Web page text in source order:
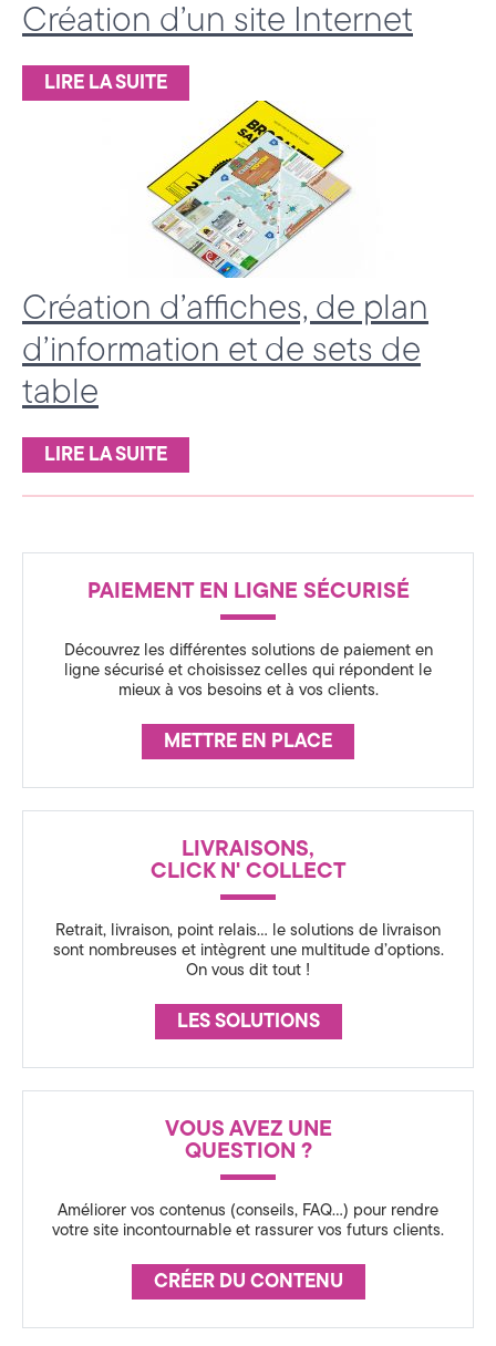
0
S
t
r
a
t
é
g
&
g
i
t
a
l
à
A
n
n
c
y
,
e
n
H
a
u
Création d’un site Internet
LIRE LA SUITE
Création d’affiches, de plan
d’information et de sets de
table
LIRE LA SUITE
s
c
PAIEMENT EN LIGNE SÉCURISÉ
Découvrez les différentes solutions de paiement en
ligne sécurisé et choisissez celles qui répondent le
mieux à vos besoins et à vos clients.
METTRE EN PLACE
LIVRAISONS,
CLICK N' COLLECT
Retrait, livraison, point relais… le solutions de livraison
sont nombreuses et intègrent une multitude d’options.
On vous dit tout !
LES SOLUTIONS
VOUS AVEZ UNE
QUESTION ?
Améliorer vos contenus (conseils, FAQ…) pour rendre
votre site incontournable et rassurer vos futurs clients.
CRÉER DU CONTENU